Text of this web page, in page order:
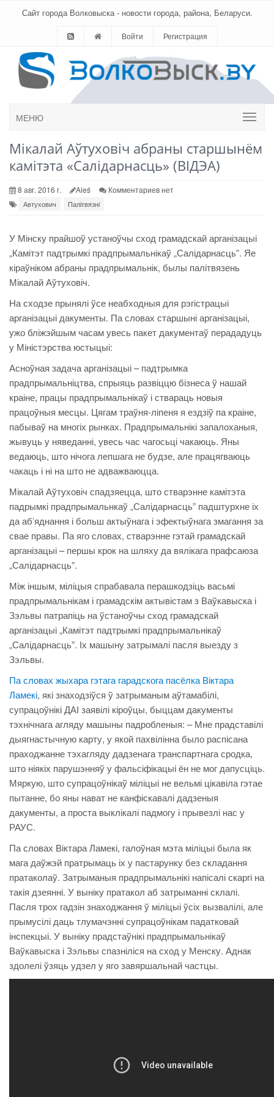
Сайт города Волковыска - новости города, района, Беларуси.
Войти Регистрация
МЕНЮ
Мікалай Аўтуховіч абраны старшынём
камітэта «Салідарнасць» (ВІДЭА)
8 авг. 2016 г. Aleś Комментариев нет
Автухович Палітвязні
У Мінску прайшоў устаноўчы сход грамадскай арганізацыі
„Камітэт падтрымкі прадпрымальнікаў „Салідарнасць”. Яе
кіраўніком абраны прадпрымальнік, былы палітвязень
Мікалай Аўтуховіч.
На сходзе прынялі ўсе неабходныя для рэгістрацыі
арганізацыі дакументы. Па словах старшыні арганізацыі,
ужо бліжэйшым часам увесь пакет дакументаў перададуць
у Міністэрства юстыцыі:
Асноўная задача арганізацыі – падтрымка
прадпрымальніцтва, спрыяць развіццю бізнеса ў нашай
краіне, працы прадпрымальнікаў і ствараць новыя
працоўныя месцы. Цягам траўня-ліпеня я ездзіў па краіне,
пабываў на многіх рынках. Прадпрымальнікі запалоханыя,
жывуць у няведанні, увесь час чагосьці чакаюць. Яны
ведаюць, што нічога лепшага не будзе, але працягваюць
чакаць і ні на што не адважваюцца.
Мікалай Аўтуховіч спадзяецца, што стварэнне камітэта
падрымкі прадпрымальнкаў „Салідарнасць” падштурхне іх
да аб’яднання і больш актыўнага і эфектыўнага змагання за
свае правы. Па яго словах, стварэнне гэтай грамадскай
арганізацыі – першы крок на шляху да вялікага прафсаюза
„Салідарнасць”.
Між іншым, міліцыя спрабавала перашкодзіць васьмі
прадпрымальнікам і грамадскім актывістам з Ваўкавыска і
Зэльвы патрапіць на ўстаноўчы сход грамадскай
арганізацыі „Камітэт падтрымкі прадпрымальнікаў
„Салідарнасць”. Іх машыну затрымалі пасля выезду з
Зэльвы.
Па словах жыхара гэтага гарадскога пасёлка Віктара
Ламекі, які знаходзіўся ў затрыманым аўтамабілі,
супрацоўнікі ДАІ заявілі кіроўцы, быццам дакументы
тэхнічнага агляду машыны падробленыя: – Мне прадставілі
дыягнастычную карту, у якой пахвілінна было распісана
праходжанне тэхагляду дадзенага транспартнага сродка,
што ніякіх парушэнняў у фальсіфікацыі ён не мог дапусціць.
Мяркую, што супрацоўнікаў міліцыі не вельмі цікавіла гэтае
пытанне, бо яны нават не канфіскавалі дадзеныя
дакументы, а проста выклікалі падмогу і прывезлі нас у
РАУС.
Па словах Віктара Ламекі, галоўная мэта міліцыі была як
мага даўжэй пратрымаць іх у пастарунку без складання
пратаколаў. Затрыманыя прадпрымальнікі напісалі скаргі на
такія дзеянні. У выніку пратакол аб затрыманні склалі.
Пасля трох гадзін знаходжання ў міліцыі ўсіх вызвалілі, але
прымусілі даць тлумачэнні супрацоўнікам падатковай
інспекцыі. У выніку прадстаўнікі прадпрымальнікаў
Ваўкавыска і Зэльвы спазніліся на сход у Менску. Аднак
здолелі ўзяць удзел у яго завяршальнай частцы.